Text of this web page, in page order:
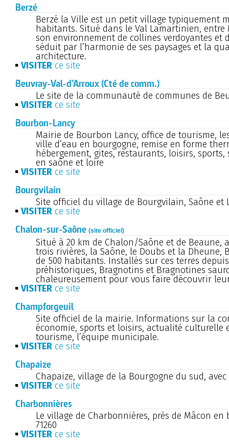
Berzé
Berzé la Ville est un petit village typiquement
habitants. Situé dans le Val Lamartinien, entre
son environnement de collines verdoyantes et
séduit par l’harmonie de ses paysages et la
architecture.
VISITER ce site
Beuvray-Val-d’Arroux (Cté de comm.)
Le site de la communauté de communes de
VISITER ce site
Bourbon-Lancy
Mairie de Bourbon Lancy, office de tourisme,
ville d’eau en bourgogne, remise en forme
hébergement, gites, restaurants, loisirs,
en saône et loire
VISITER ce site
Bourgvilain
Site officiel du village de Bourgvilain, Saône et
VISITER ce site
Chalon-sur-Saône (site officiel)
Situé à 20 km de Chalon/Saône et de Beaune,
trois rivières, la Saône, le Doubs et la Dheune,
de 500 habitants. Installés sur ces terres
préhistoriques, Bragnotins et Bragnotines
chaleureusement pour vous faire découvrir
VISITER ce site
Champforgeuil
Site officiel de la mairie. Informations sur la
économie, sports et loisirs, actualité culturelle
tourisme, l’équipe municipale.
VISITER ce site
Chapaize
Chapaize, village de la Bourgogne du sud,
VISITER ce site
Charbonnières
Le village de Charbonnières, près de Mâcon en
71260
VISITER ce site